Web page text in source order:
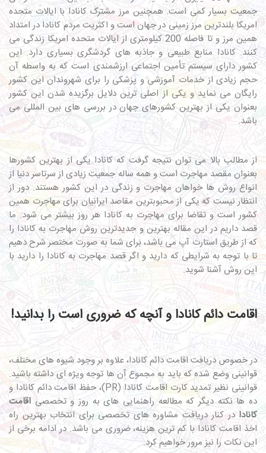
جمعیت بسیار کمی است. همچنین مرز مشترک کانادا با ایالات متحده
امریکا بلندترین مرز زمینی در جهان است و اکثریت مردم کانادا در امتداد
همین مرز و تا فاصله 200 کیلومتری از ایالات متحده امریکا زندگی می
کنند. کانادا منابع طبیعی و جاذبه های گردشگری بسیاری دارد. این
کشور دارای سیستم تأمین اجتماعی ارزشمندی است که به واسطه آن
حجم زیادی از خدمات آموزشی و پزشکی را برای شهروندان این کشور
رایگان می نماید و یکی از اصلی ترین دلایل برگزیده شدن این کشور
بعنوان یکی از بهترین کشورهای جهان در بررسی های بین المللی می
باشد.
از مطالب بالا می توان نتیجه گرفت که کانادا یکی از بهترین کشورها
بعنوان مقصد مهاجرت است و همه ساله جمعیت زیادی از سرتاسر دنیا از
انواع روش ها خواهان مهاجرت و زندگی در این کشور هستند. دور از
انتظار نیست که یکی از محبوبترین مقاصد ایرانیان برای مهاجرت همین
کشور است و تقاضا برای مهاجرت به کانادا هر روز بیشتر می شود. ما
قصد داریم در این مقاله بهترین و جدیدترین روش مهاجرت به کانادا را
که از طریق استارت آپ می باشد، برای شما به صورت مختصر شرح دهیم
تا با توجه به شرایطی که دارید و اگر قصد مهاجرت به کانادا را دارید با
این روش آشنا شوید.
اقامت دائم کانادا و آنچه که ضروری است را بدانید!
در خصوص دریافت اقامت دائم کانادا، علاوه بر وجود شیوه های مختلف،
قوانینی وضع شده که باید به مجموع آن ها توجه ویژه ای داشته باشید.
قوانینی نظیر تمدید کارت اقامت کانادا (PR)، حفظ اقامت دائم کانادا و
ده ها نکته دیگر که مطالعه راهنمایی های به روز و تخصصی اقامت
کانادا در کنار دریافت مشاوره های تخصصی برای انتخاب بهترین راه
اخذ اقامت کانادا با کم ترین هزینه، ضروری می باشد. در ادامه برخی از
این نکات را نیز مرور خواهیم کرد.